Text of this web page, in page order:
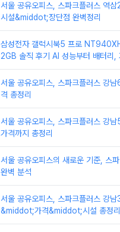
서울 공유오피스, 스파크플러스 역
시설&middot;장단점 완벽정리
삼성전자 갤럭시북5 프로
2GB 솔직 후기 AI 성능부터 배터리,
서울 공유오피스, 스파크플러스 강
격 총정리
서울 공유오피스, 스파크플러스 강남
가격까지 총정리
서울 공유오피스의 새로운 기준, 스
완벽 분석
서울 공유오피스, 스파크플러스 강남
&middot;가격&middot;시설 총정